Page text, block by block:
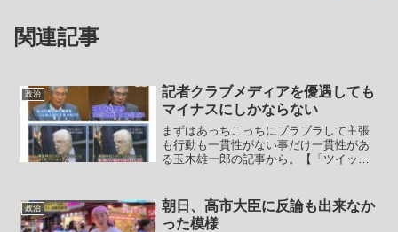
関連記事
政治
記者クラブメディアを優遇しても
マイナスにしかならない
まずはあっちこっちにブラブラして主張
も行動も一貫性がない事だけ一貫性があ
る玉木雄一郎の記事から。【「ツイッタ
国民民主党の玉木雄一郎代表は7日の記者
会見で、高市早苗首相...
政治
朝日、高市大臣に反論も出来なか
った模様